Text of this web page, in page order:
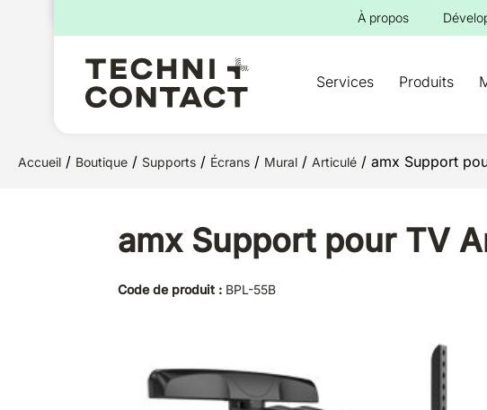
À propos
Services Produits
pour :
Accueil / Boutique / Supports / Écrans / Mural / Articulé / amx Support
amx Support pour TV
Code de produit : BPL-55B